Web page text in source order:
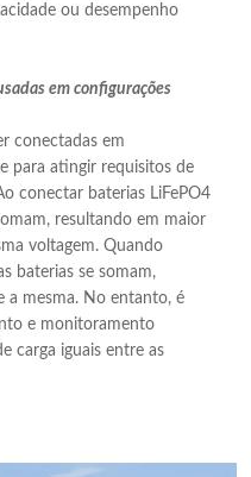
ou desempenho
em configurações
conectadas em
para atingir requisitos de
conectar baterias LiFePO4
resultando em maior
voltagem. Quando
baterias se somam,
a mesma. No entanto, é
e monitoramento
carga iguais entre as